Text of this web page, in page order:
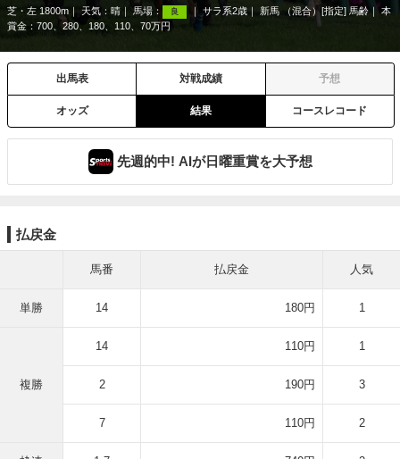
芝・左 1800m 天気： 晴 馬場： 良 サラ系2歳 新馬 （混合）[指定] 馬齢
本
賞金：700、280、180、110、70万円
出馬表 対戦成績 予想
オッズ 結果 コースレコード
先週的中! AIが日曜重賞を大予想
払戻金
馬番 払戻金 人気
単勝 14 180円 1
複勝
14 110円 1
2 190円 3
7 110円 2